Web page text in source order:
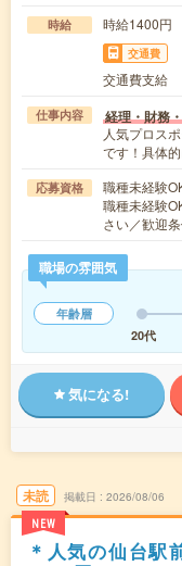
時給 時給1400円
交通費
交通費支給
仕事内容 経理・財務
人気プロス
です！具体
応募資格
職種未経験
職種未経験
さい／歓迎
職場の雰囲気
年齢層
20代
気になる!
未読
NEW
掲載日 2026/08/06
＊人気の仙台駅